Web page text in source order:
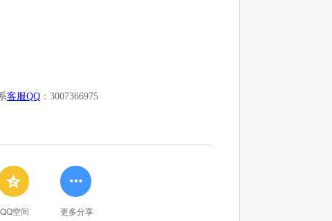
客服QQ ：3007366975

QQ空间

更多分享